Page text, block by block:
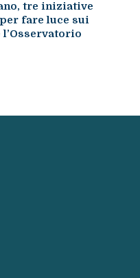
tre iniziative
fare luce sui